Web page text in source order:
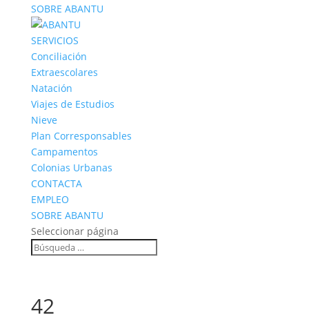
SOBRE ABANTU
SERVICIOS
Conciliación
Extraescolares
Natación
Viajes de Estudios
Nieve
Plan Corresponsables
Campamentos
Colonias Urbanas
CONTACTA
EMPLEO
SOBRE ABANTU
Seleccionar página
42